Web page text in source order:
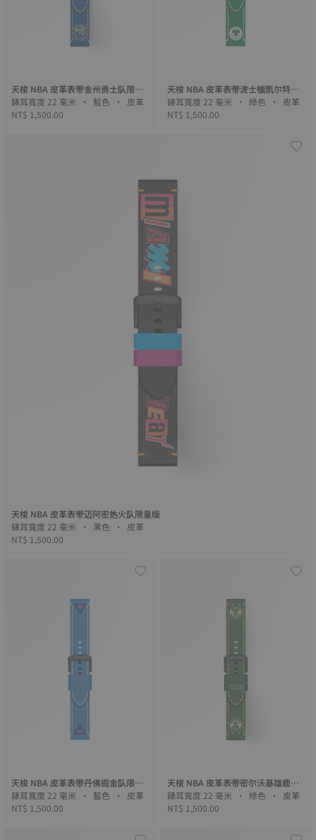
天梭 NBA 皮革表带金州勇士队限量
版
錶耳寬度 22 毫米 • 藍色 • 皮革
NT$ 1,500.00
天梭 NBA 皮革表带波士顿凯尔特人
队限量版
錶耳寬度 22 毫米 • 綠色 • 皮革
NT$ 1,500.00
天梭 NBA 皮革表带迈阿密热火队限量版
錶耳寬度 22 毫米 • 黑色 • 皮革
NT$ 1,500.00
天梭 NBA 皮革表带丹佛掘金队限量
版
錶耳寬度 22 毫米 • 藍色 • 皮革
NT$ 1,500.00
天梭 NBA 皮革表带密尔沃基雄鹿队
限量版
錶耳寬度 22 毫米 • 綠色 • 皮革
NT$ 1,500.00